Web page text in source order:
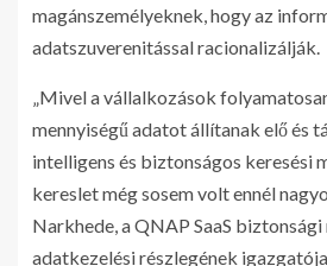
magánszemélyeknek, hogy az
adatszuverenitással racionalizálják.
„Mivel a vállalkozások
mennyiségű adatot állítanak elő és
intelligens és biztonságos keresési
kereslet még sosem volt ennél
Narkhede, a QNAP SaaS biztonsági
adatkezelési részlegének